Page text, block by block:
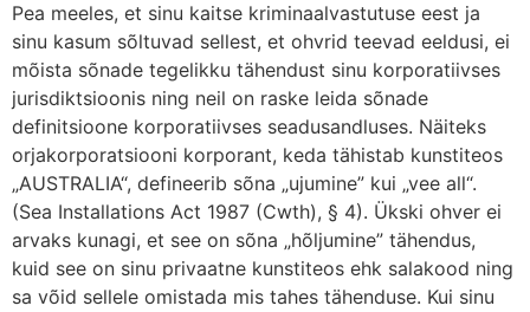
Pea meeles, et sinu kaitse kriminaalvastutuse eest ja
sinu kasum sõltuvad sellest, et ohvrid teevad eeldusi, ei
mõista sõnade tegelikku tähendust sinu korporatiivses
jurisdiktsioonis ning neil on raske leida sõnade
definitsioone korporatiivses seadusandluses. Näiteks
orjakorporatsiooni korporant, keda tähistab kunstiteos
„AUSTRALIA“, defineerib sõna „ujumine” kui „vee all“.
(Sea Installations Act 1987 (Cwth), § 4). Ükski ohver ei
arvaks kunagi, et see on sõna „hõljumine” tähendus,
kuid see on sinu privaatne kunstiteos ehk salakood ning
sa võid sellele omistada mis tahes tähenduse. Kui sinu